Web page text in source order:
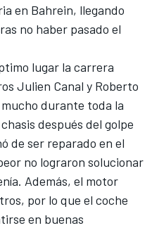
en Bahrein, llegando
no haber pasado el
lugar la carrera
Julien Canal y Roberto
durante toda la
después del golpe
de ser reparado en el
no lograron solucionar
Además, el motor
por lo que el coche
en buenas